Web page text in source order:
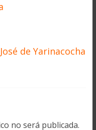
de Yarinacocha
no será publicada.